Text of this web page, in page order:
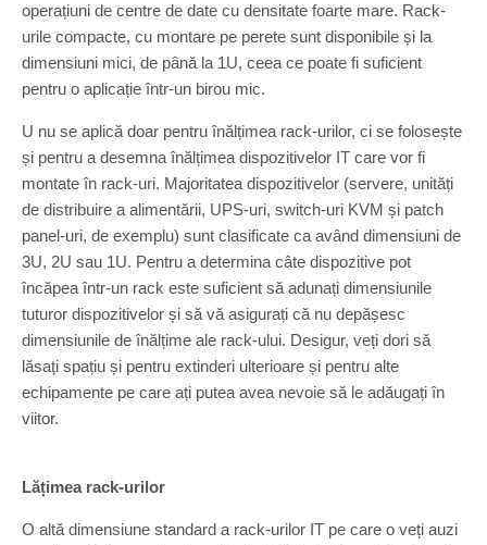
operațiuni de centre de date cu densitate foarte mare. Rack-
urile compacte, cu montare pe perete sunt disponibile și la
dimensiuni mici, de până la 1U, ceea ce poate fi suficient
pentru o aplicație într-un birou mic.
U nu se aplică doar pentru înălțimea rack-urilor, ci se folosește
și pentru a desemna înălțimea dispozitivelor IT care vor fi
montate în rack-uri. Majoritatea dispozitivelor (servere, unități
de distribuire a alimentării, UPS-uri, switch-uri KVM și patch
panel-uri, de exemplu) sunt clasificate ca având dimensiuni de
3U, 2U sau 1U. Pentru a determina câte dispozitive pot
încăpea într-un rack este suficient să adunați dimensiunile
tuturor dispozitivelor și să vă asigurați că nu depășesc
dimensiunile de înălțime ale rack-ului. Desigur, veți dori să
lăsați spațiu și pentru extinderi ulterioare și pentru alte
echipamente pe care ați putea avea nevoie să le adăugați în
viitor.
Lățimea rack-urilor
O altă dimensiune standard a rack-urilor IT pe care o veți auzi